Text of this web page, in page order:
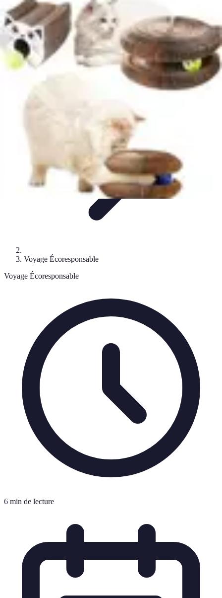
Globe Explore
Voyage Durable Sécurité en voyageVoyage ÉcoresponsableVoyages
en SoloConseils Pratiques
Globe Explore
Voyage Écoresponsable
Voyage Écoresponsable
6 min de lecture